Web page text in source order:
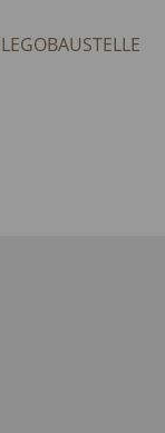
LEGOBAUSTELLE